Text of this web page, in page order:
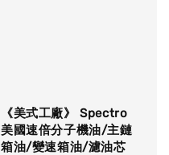
《美式工廠》 Spectro
美國速倍分子機油/主鏈
箱油/變速箱油/濾油芯